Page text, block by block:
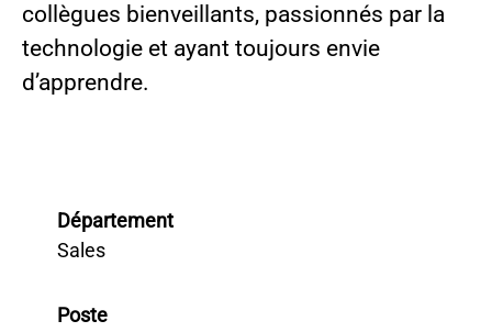
collègues bienveillants, passionnés par la
technologie et ayant toujours envie
d’apprendre.
Département
Sales
Poste